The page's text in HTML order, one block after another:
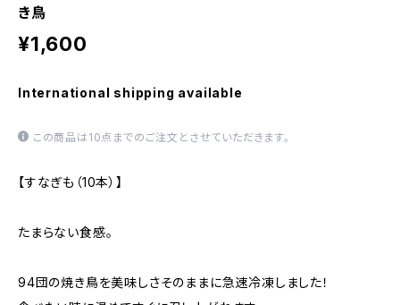
き鳥
¥1,600
International shipping available
この商品は10点までのご注文とさせていただきます。
【すなぎも（10本）】
たまらない食感。
94団の焼き鳥を美味しさそのままに急速冷凍しました！